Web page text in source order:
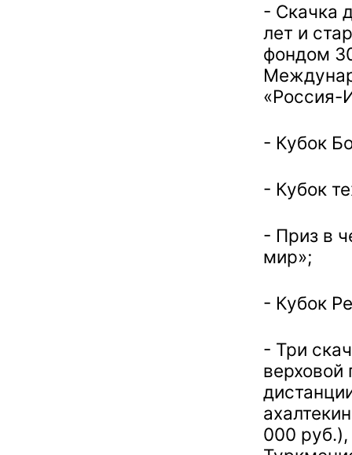
- Скачка
лет и
фондом
«Россия-
- Кубок
- Кубок
- Приз в
мир»;
- Кубок
- Три
000